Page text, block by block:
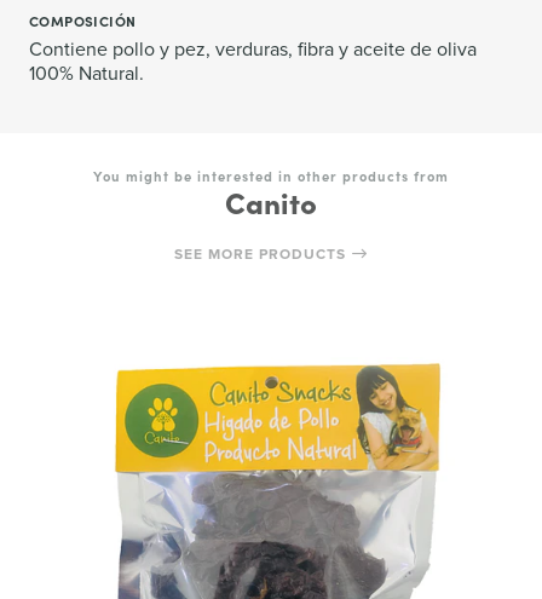
COMPOSICIÓN
Contiene pollo y pez, verduras, fibra y aceite de oliva
100% Natural.
You might be interested in other products from
Canito
SEE MORE PRODUCTS